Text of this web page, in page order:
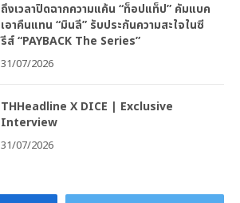
ถึงเวลาปิดฉากความแค้น “ท็อปแท็ป” คัมแบค
เอาคืนแทน “มินลี” รับประกันความสะใจในซี
รีส์ “PAYBACK The Series”
31/07/2026
THHeadline X DICE | Exclusive
Interview
31/07/2026